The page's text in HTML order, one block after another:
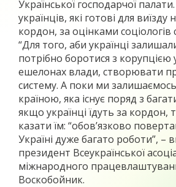
Української господарчої
українців, які готові для виїзду
кордон, за оцінками соціологів
“Для того, аби українці
потрібно боротися з
ешелонах влади, створювати
систему. А поки ми
країною, яка існує поряд з
якщо українці їдуть за кордон,
казати їм: “обов’язково
Україні дуже багато роботи”, –
президент Всеукраїнської
міжнародного
Воскобойник.